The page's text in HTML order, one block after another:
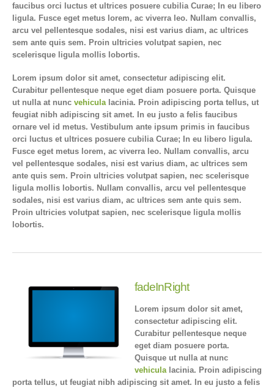
faucibus orci luctus et ultrices posuere cubilia Curae; In eu libero
ligula. Fusce eget metus lorem, ac viverra leo. Nullam convallis,
arcu vel pellentesque sodales, nisi est varius diam, ac ultrices
sem ante quis sem. Proin ultricies volutpat sapien, nec
scelerisque ligula mollis lobortis.
Lorem ipsum dolor sit amet, consectetur adipiscing elit.
Curabitur pellentesque neque eget diam posuere porta. Quisque
ut nulla at nunc vehiculalacinia. Proin adipiscing porta tellus, ut
feugiat nibh adipiscing sit amet. In eu justo a felis faucibus
ornare vel id metus. Vestibulum ante ipsum primis in faucibus
orci luctus et ultrices posuere cubilia Curae; In eu libero ligula.
Fusce eget metus lorem, ac viverra leo. Nullam convallis, arcu
vel pellentesque sodales, nisi est varius diam, ac ultrices sem
ante quis sem. Proin ultricies volutpat sapien, nec scelerisque
ligula mollis lobortis. Nullam convallis, arcu vel pellentesque
sodales, nisi est varius diam, ac ultrices sem ante quis sem.
Proin ultricies volutpat sapien, nec scelerisque ligula mollis
lobortis.
fadeInRight
Lorem ipsum dolor sit amet,
consectetur adipiscing elit.
Curabitur pellentesque neque
eget diam posuere porta.
Quisque ut nulla at nunc
vehiculalacinia. Proin adipiscing
porta tellus, ut feugiat nibh adipiscing sit amet. In eu justo a felis